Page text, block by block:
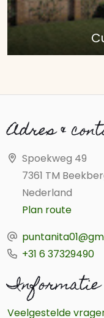
Adres &
Spoekweg 49
7361 TM
Nederland
Plan route
+31 6 37329490
Informatie
Veelgestelde